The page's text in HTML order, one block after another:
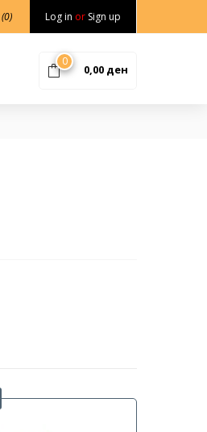
(0) Log in or Sign up
0
0,00 ден